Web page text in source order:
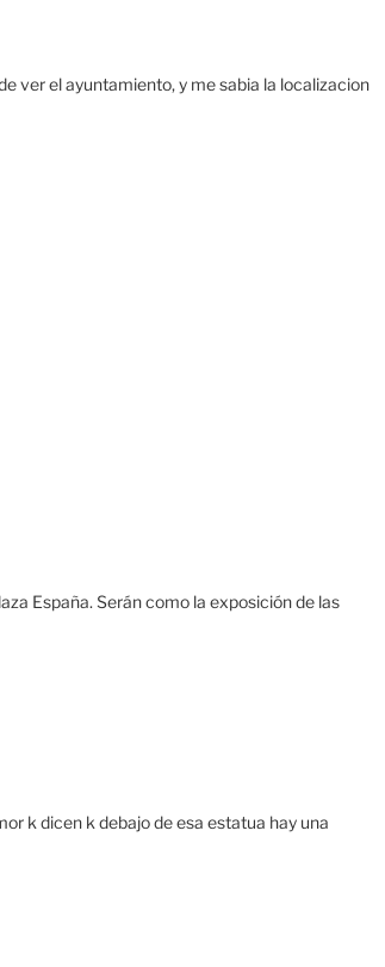
ver el ayuntamiento, y me sabia la localizacion
España. Serán como la exposición de las
k dicen k debajo de esa estatua hay una